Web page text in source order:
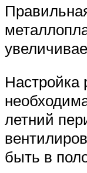
летний
быть в